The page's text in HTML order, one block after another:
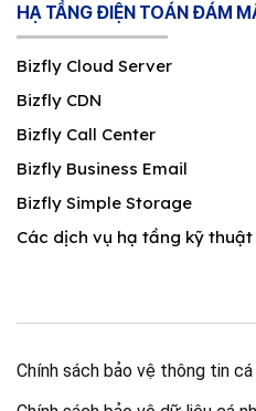
HẠ TẦNG ĐIỆN TOÁN ĐÁM
Bizfly Cloud Server
Bizfly CDN
Bizfly Call Center
Bizfly Business Email
Bizfly Simple Storage
Các dịch vụ hạ tầng kỹ thuật
Chính sách bảo vệ thông tin cá